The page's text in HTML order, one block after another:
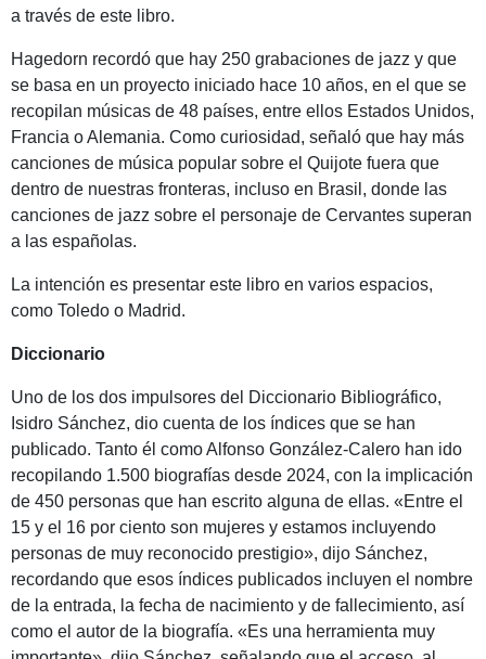
a través de este libro.
Hagedorn recordó que hay 250 grabaciones de jazz y que
se basa en un proyecto iniciado hace 10 años, en el que se
recopilan músicas de 48 países, entre ellos Estados Unidos,
Francia o Alemania. Como curiosidad, señaló que hay más
canciones de música popular sobre el Quijote fuera que
dentro de nuestras fronteras, incluso en Brasil, donde las
canciones de jazz sobre el personaje de Cervantes superan
a las españolas.
La intención es presentar este libro en varios espacios,
como Toledo o Madrid.
Diccionario
Uno de los dos impulsores del Diccionario Bibliográfico,
Isidro Sánchez, dio cuenta de los índices que se han
publicado. Tanto él como Alfonso González-Calero han ido
recopilando 1.500 biografías desde 2024, con la implicación
de 450 personas que han escrito alguna de ellas. «Entre el
15 y el 16 por ciento son mujeres y estamos incluyendo
personas de muy reconocido prestigio», dijo Sánchez,
recordando que esos índices publicados incluyen el nombre
de la entrada, la fecha de nacimiento y de fallecimiento, así
como el autor de la biografía. «Es una herramienta muy